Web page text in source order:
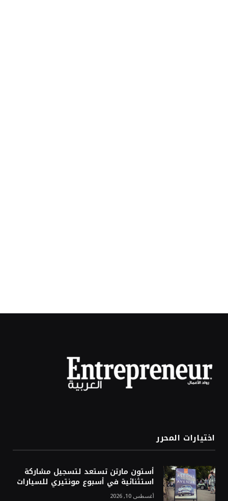
اختيارات المحرر
أستون مارتن تستعد لتسجيل مشاركة
استثنائية في أسبوع مونتيري للسيارات
أغسطس 10, 2026